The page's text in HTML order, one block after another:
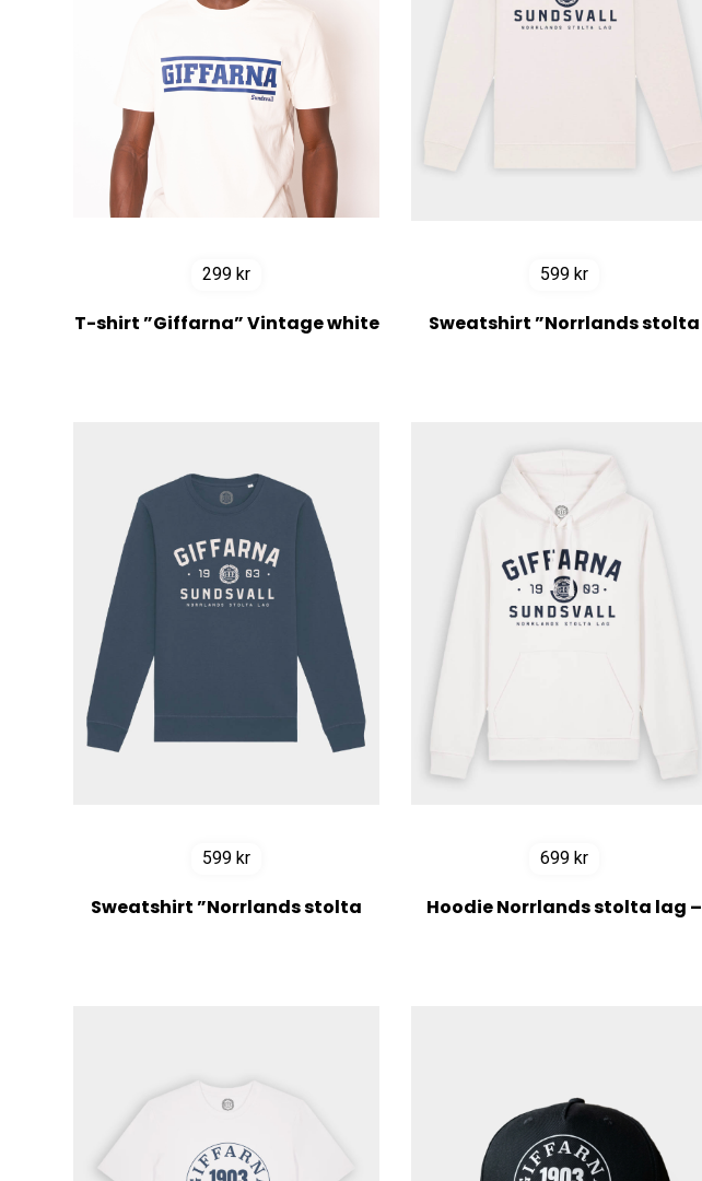
299kr
T-shirt ”Giffarna” Vintage white
599kr
Sweatshirt ”Norrlands stolta
599kr
Sweatshirt ”Norrlands stolta
699kr
Hoodie Norrlands stolta lag –